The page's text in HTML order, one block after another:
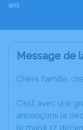
ans
Message de
Chère famille,
C’est avec une
annonçons le
le mardi 17